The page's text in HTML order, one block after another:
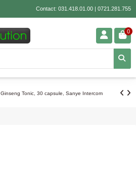
Contact: 031.418.01.00| 0721.281.755
0
Ginseng Tonic, 30 capsule, Sanye Intercom